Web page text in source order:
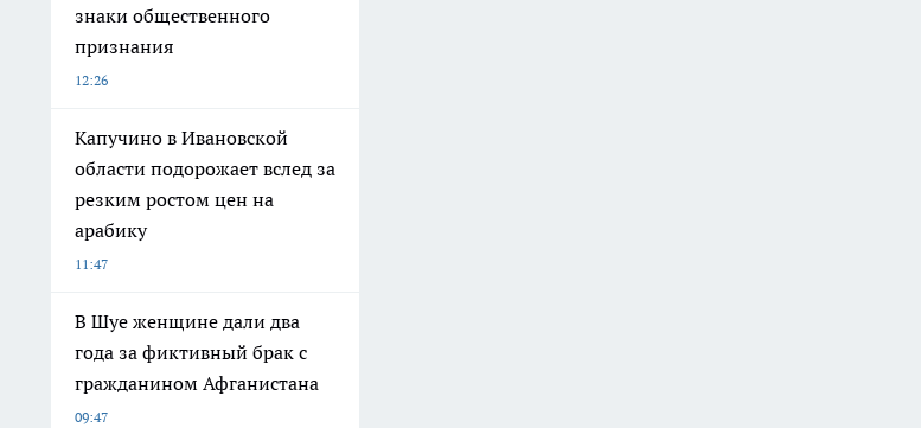
знаки общественного
признания
12:26
Капучино в Ивановской
области подорожает вслед за
резким ростом цен на
арабику
11:47
В Шуе женщине дали два
года за фиктивный брак с
гражданином Афганистана
09:47